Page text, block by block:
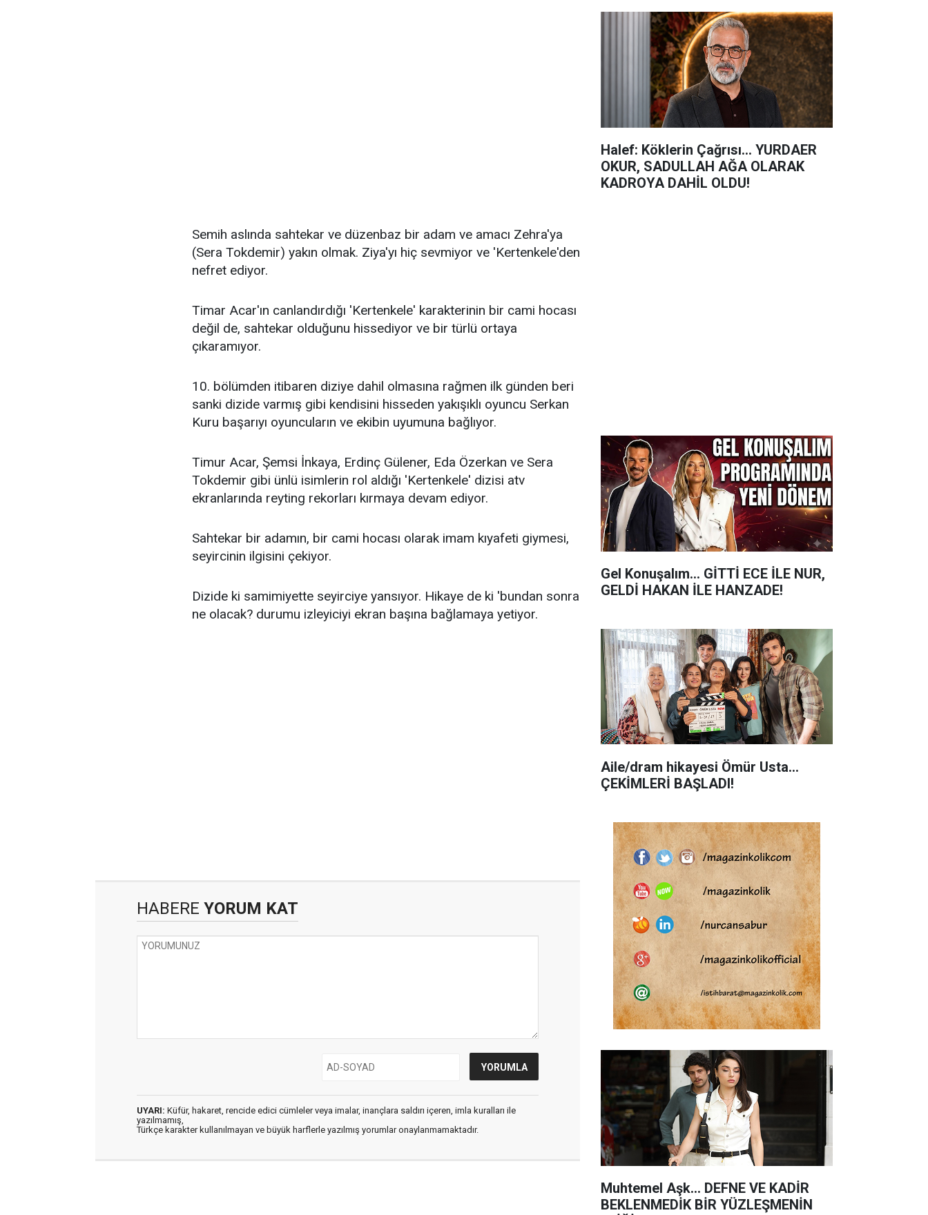
Semih aslında sahtekar ve düzenbaz bir adam ve amacı Zehra'ya
(Sera Tokdemir) yakın olmak. Ziya'yı hiç sevmiyor ve 'Kertenkele'den
nefret ediyor.
Timar Acar'ın canlandırdığı 'Kertenkele' karakterinin bir cami hocası
değil de, sahtekar olduğunu hissediyor ve bir türlü ortaya
çıkaramıyor.
10. bölümden itibaren diziye dahil olmasına rağmen ilk günden beri
sanki dizide varmış gibi kendisini hisseden yakışıklı oyuncu Serkan
Kuru başarıyı oyuncuların ve ekibin uyumuna bağlıyor.
Timur Acar, Şemsi İnkaya, Erdinç Gülener, Eda Özerkan ve Sera
Tokdemir gibi ünlü isimlerin rol aldığı 'Kertenkele' dizisi atv
ekranlarında reyting rekorları kırmaya devam ediyor.
Sahtekar bir adamın, bir cami hocası olarak imam kıyafeti giymesi,
seyircinin ilgisini çekiyor.
Dizide ki samimiyette seyirciye yansıyor. Hikaye de ki 'bundan sonra
ne olacak? durumu izleyiciyi ekran başına bağlamaya yetiyor.
HABERE YORUM KAT
UYARI: Küfür, hakaret, rencide edici cümleler veya imalar, inançlara saldırı içeren, imla kuralları ile
yazılmamış,
Türkçe karakter kullanılmayan ve büyük harflerle yazılmış yorumlar onaylanmamaktadır.
Halef: Köklerin Çağrısı... YURDAER
OKUR, SADULLAH AĞA OLARAK
KADROYA DAHİL OLDU!
Gel Konuşalım... GİTTİ ECE İLE NUR,
GELDİ HAKAN İLE HANZADE!
Aile/dram hikayesi Ömür Usta...
ÇEKİMLERİ BAŞLADI!
Muhtemel Aşk... DEFNE VE KADİR
BEKLENMEDİK BİR YÜZLEŞMENİN